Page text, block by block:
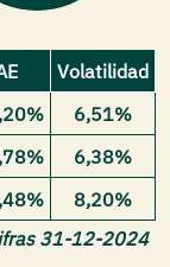
Volatilidad
6,51%
6,38%
8,20%
31-12-2024